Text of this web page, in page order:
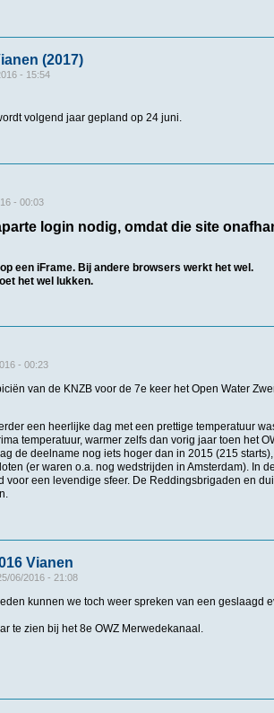
2017
(2017)
- 15:54
volgend jaar gepland op 24 juni.
Vianen (2017)
- 00:03
login nodig, omdat die site
een iFrame. Bij andere browsers werkt het wel.
het wel lukken.
- 00:23
van de KNZB voor de 7e keer het Open Water
een heerlijke dag met een prettige temperatuur
temperatuur, warmer zelfs dan vorig jaar toen het
de deelname nog iets hoger dan in 2015 (215
(er waren o.a. nog wedstrijden in Amsterdam). In
een levendige sfeer. De Reddingsbrigaden en
Vianen
06/2016 - 21:08
kunnen we toch weer spreken van een geslaagd
te zien bij het 8e OWZ Merwedekanaal.
2016 Vianen